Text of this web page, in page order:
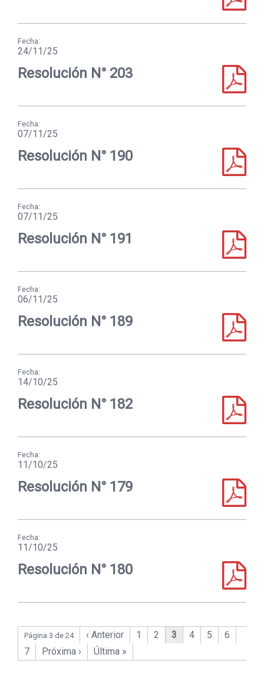
Gestión presupuestal
Enlaces
Fecha:
24/11/25
Resolución N° 203
Fecha:
07/11/25
Resolución N° 190
Fecha:
07/11/25
Resolución N° 191
Fecha:
06/11/25
Resolución N° 189
Fecha:
14/10/25
Resolución N° 182
Fecha:
11/10/25
Resolución N° 179
Fecha:
11/10/25
Resolución N° 180
Página 3 de 24 ‹ Anterior 1 2 3 4 5
6
7
Próxima › Última »